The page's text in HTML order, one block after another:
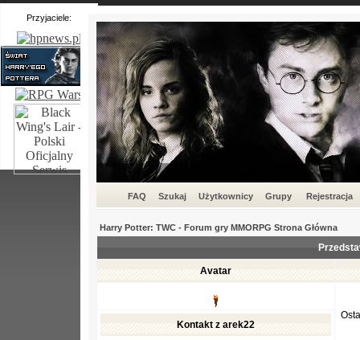
Przyjaciele:
FAQ Szukaj Użytkownicy Grupy Rejestracja
Harry Potter: TWC - Forum gry MMORPG Strona Główna
Avatar
Kontakt z arek22